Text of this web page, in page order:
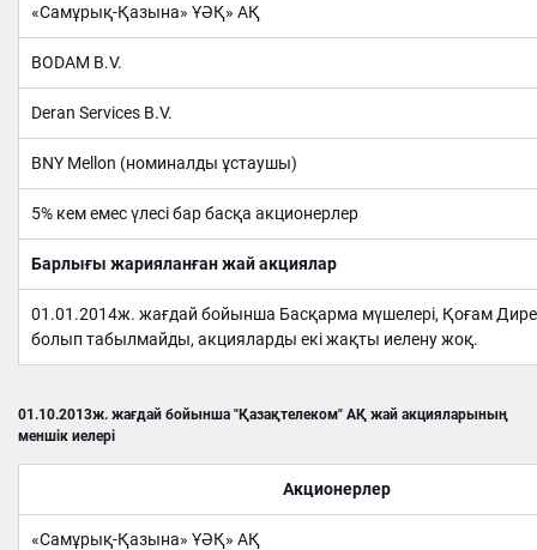
«Самұрық-Қазына» ҰӘҚ» АҚ
BODAM B.V.
Deran Services B.V.
BNY Mellon (номиналды ұстаушы)
5% кем емес үлесі бар басқа акционерлер
Барлығы жарияланған жайакциялар
01.01.2014ж. жағдай бойынша Басқарма мүшелері, Қоғам
болып табылмайды, акцияларды екі жақты иелену жоқ.
01.10.2013ж. жағдай бойынша "Қазақтелеком" АҚ жай акцияларының
меншік иелері
Акционерлер
«Самұрық-Қазына» ҰӘҚ» АҚ